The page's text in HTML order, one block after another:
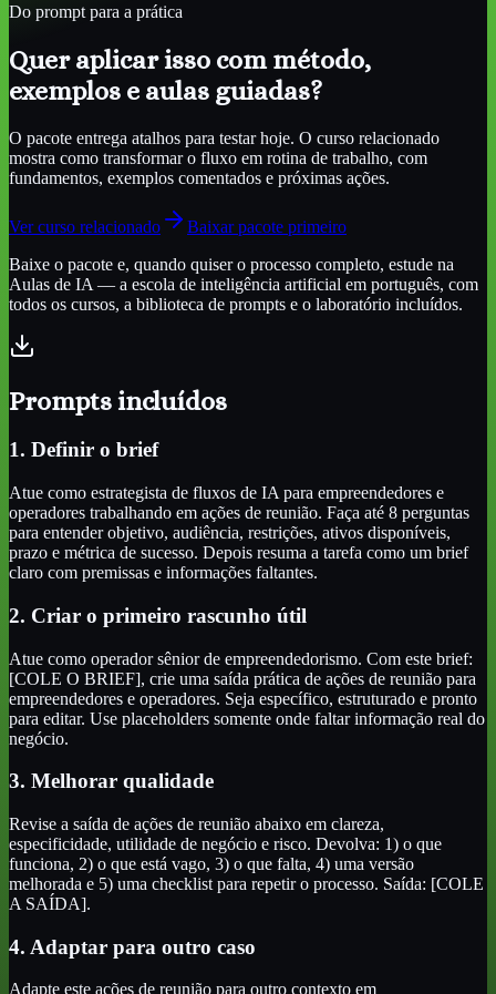
Do prompt para a prática
Quer aplicar isso com método,
exemplos e aulas guiadas?
O pacote entrega atalhos para testar hoje. O curso relacionado
mostra como transformar o fluxo em rotina de trabalho, com
fundamentos, exemplos comentados e próximas ações.
Ver curso relacionado
Baixar pacote primeiro
Baixe o pacote e, quando quiser o processo completo, estude na
Aulas de IA — a escola de inteligência artificial em português, com
todos os cursos, a biblioteca de prompts e o laboratório incluídos.
Prompts incluídos
1. Definir o brief
Atue como estrategista de fluxos de IA para empreendedores e
operadores trabalhando em ações de reunião. Faça até 8 perguntas
para entender objetivo, audiência, restrições, ativos disponíveis,
prazo e métrica de sucesso. Depois resuma a tarefa como um brief
claro com premissas e informações faltantes.
2. Criar o primeiro rascunho útil
Atue como operador sênior de empreendedorismo. Com este brief:
[COLE O BRIEF], crie uma saída prática de ações de reunião para
empreendedores e operadores. Seja específico, estruturado e pronto
para editar. Use placeholders somente onde faltar informação real do
negócio.
3. Melhorar qualidade
Revise a saída de ações de reunião abaixo em clareza,
especificidade, utilidade de negócio e risco. Devolva: 1) o que
funciona, 2) o que está vago, 3) o que falta, 4) uma versão
melhorada e 5) uma checklist para repetir o processo. Saída: [COLE
A SAÍDA].
4. Adaptar para outro caso
Adapte este ações de reunião para outro contexto em